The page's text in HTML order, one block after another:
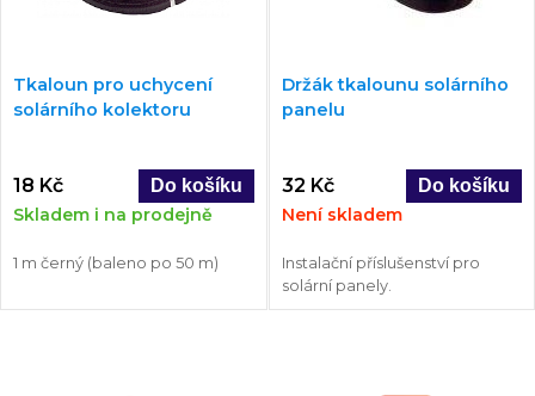
Tkaloun pro uchycení
solárního kolektoru
18 Kč
Skladem i na prodejně
1 m černý (baleno po 50 m)
Držák tkalounu solárního
panelu
32 Kč
Není skladem
Instalační příslušenství pro
solární panely.